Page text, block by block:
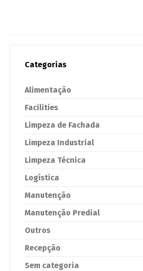
Categorias
Alimentação
Facilities
Limpeza de Fachada
Limpeza Industrial
Limpeza Técnica
Logística
Manutenção
Manutenção Predial
Outros
Recepção
Sem categoria